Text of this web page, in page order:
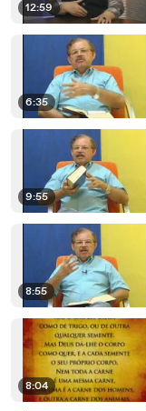
12:59
6:35
9:55
8:55
8:04